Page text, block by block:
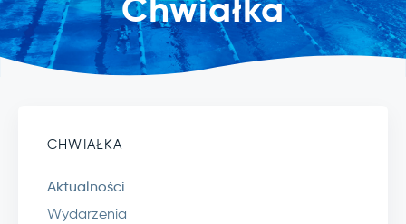
Chwiałka
CHWIAŁKA
Aktualności
Wydarzenia